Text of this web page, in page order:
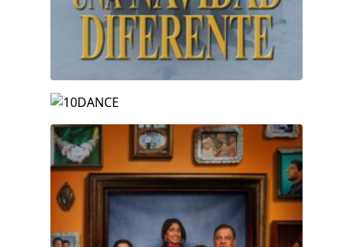
10DANCE
A Nice Indian Boy